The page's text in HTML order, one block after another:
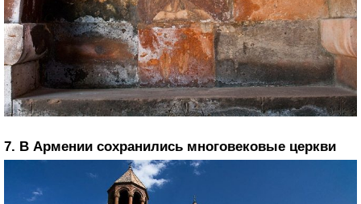
7. В Армении сохранились многовековые церкви